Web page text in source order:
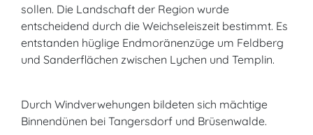
sollen. Die Landschaft der Region wurde
entscheidend durch die Weichseleiszeit bestimmt. Es
entstanden hüglige Endmoränenzüge um Feldberg
und Sanderflächen zwischen Lychen und Templin.
Durch Windverwehungen bildeten sich mächtige
Binnendünen bei Tangersdorf und Brüsenwalde.